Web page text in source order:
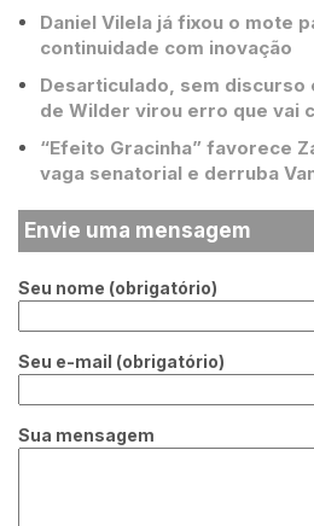
Daniel Vilela já fixou o mote
continuidade com inovação
Desarticulado, sem discurso
de Wilder virou erro que vai
“Efeito Gracinha” favorece
vaga senatorial e derruba
Envie uma mensagem
Seu nome (obrigatório)
Seu e-mail (obrigatório)
Sua mensagem